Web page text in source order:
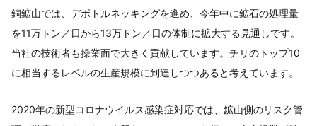
銅鉱山では、デボトルネッキングを進め、今年中に鉱石の処理量
を11万トン／日から13万トン／日の体制に拡大する見通しです。
当社の技術者も操業面で大きく貢献しています。チリのトップ10
に相当するレベルの生産規模に到達しつつあると考えています。
2020年の新型コロナウイルス感染症対応では、鉱山側のリスク管